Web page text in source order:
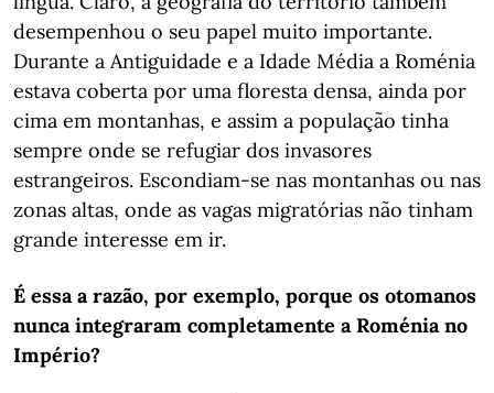
desempenhou o seu papel muito importante.
Durante a Antiguidade e a Idade Média a Roménia
estava coberta por uma floresta densa, ainda por
cima em montanhas, e assim a população tinha
sempre onde se refugiar dos invasores
estrangeiros. Escondiam-se nas montanhas ou nas
zonas altas, onde as vagas migratórias não tinham
grande interesse em ir.
É essa a razão, por exemplo, porque os otomanos
nunca integraram completamente a Roménia no
Império?